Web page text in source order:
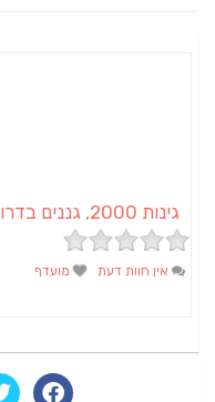
גינות 2000, גננים בדרום
אין חוות דעת מועדף